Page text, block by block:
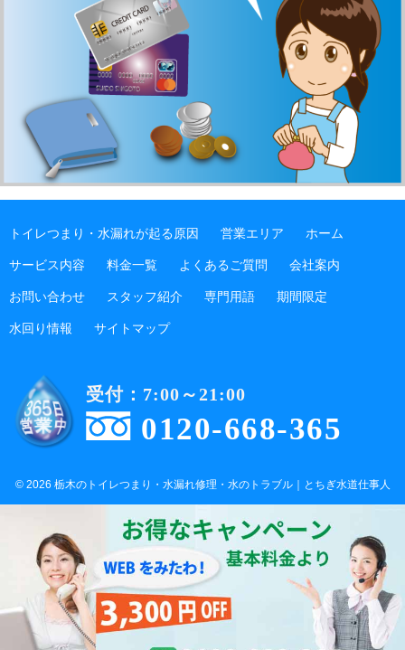
トイレつまり・水漏れが起る原因 営業エリア ホーム
サービス内容 料金一覧 よくあるご質問 会社案内
お問い合わせ スタッフ紹介 専門用語 期間限定
水回り情報 サイトマップ
0120-668-365
受付：7:00～21:00
© 2026 栃木のトイレつまり・水漏れ修理・水のトラブル｜とちぎ水道仕事人